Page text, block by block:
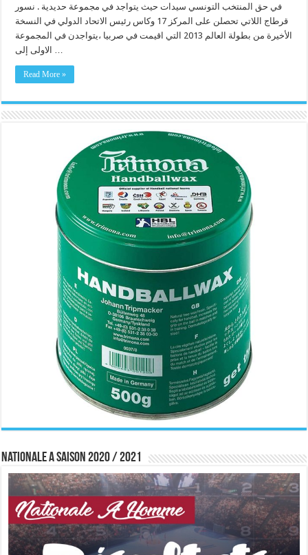
في حق المنتخب التونسي سيدات حيث يتواجد في مجموعة حديدية . نسور
قرطاج اللاتي تحصلن على المركز 17 وكاس رئيس الاتحاد الدولي في النسخة
الأخيرة من بطولة العالم 2013 التي اقيمت في صربيا ،يتواجدن في المجموعة
Read More »
Nationale A saison 2020 / 2021